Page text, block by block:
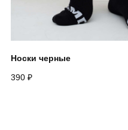
Носки черные
390 ₽